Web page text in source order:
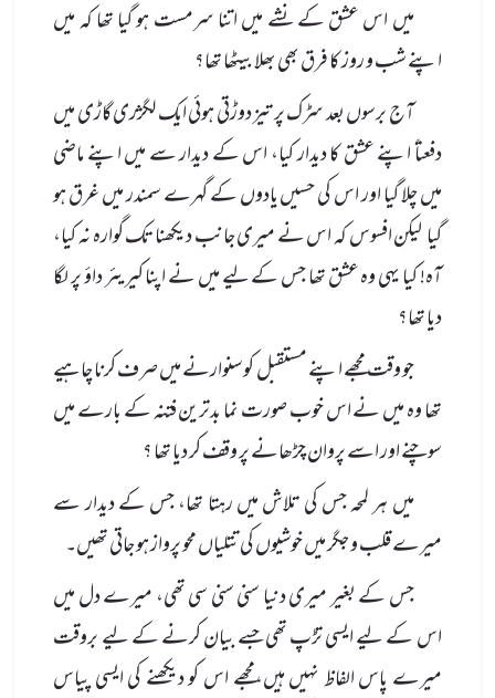
میں اس عشق کے نشے میں اتنا سرمست ہو گیا تھا کہ میں
اپنے شب و روز کا فرق بھی بھلا بیٹھا تھا؟
آج برسوں بعد سڑک پر تیز دوڑتی ہوئی ایک لگژری گاڑی میں
دفعتاً اپنے عشق کا دیدار کیا، اس کے دیدار سے میں اپنے ماضی
میں چلا گیا اور اس کی حسیں یادوں کے گہرے سمندر میں غرق ہو
گیا ـ لیکن افسوس کہ اس نے میری جانب دیکھنا تک گوارہ نہ کیا،
آہ! کیا یہی وہ عشق تھا جس کے لیے میں نے اپنا کیریئر داؤ پر لگا
دیا تھا؟
جو وقت مجھے اپنے مستقبل کو سنوارنے میں صرف کرنا چاہیے
تھا وہ میں نے اس خوب صورت نما بدترین فتنہ کے بارے میں
سوچنے اور اسے پروان چڑھانے پر وقف کر دیا تھا ؟
میں ہر لمحہ جس کی تلاش میں رہتا تھا، جس کے دیدار سے
میرے قلب و جگر میں خوشیوں کی تتلیاں محو پرواز ہو جاتی تھیں۔
جس کے بغیر میری دنیا سنی سنی سی تھی، میرے دل میں
اس کے لیے ایسی تڑپ تھی جسے بیان کرنے کے لیے بروقت
میرے پاس الفاظ نہیں ہیں،مجھے اس کو دیکھنے کی ایسی پیاس